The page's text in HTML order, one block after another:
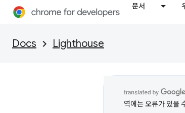
문서
Docs Lighthouse
역에는 오류가 있을